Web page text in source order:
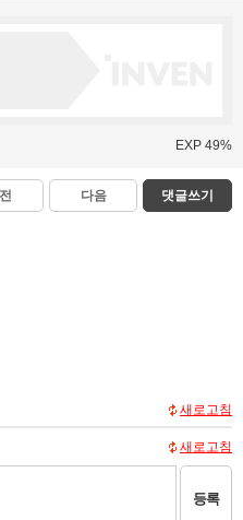
EXP 49%
다음 댓글쓰기
새로고침
새로고침
등록